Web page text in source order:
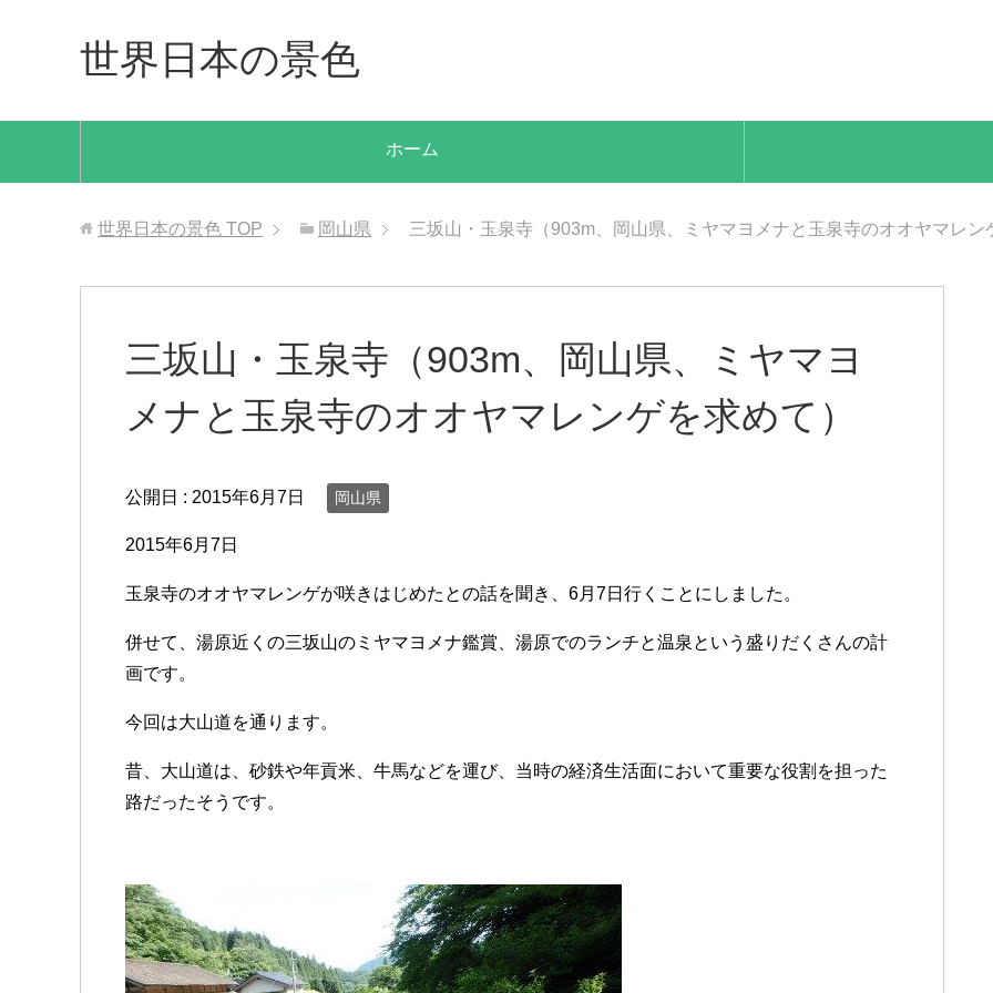
世界日本の景色
ホーム
世界日本の景色 TOP 岡山県 三坂山・玉泉寺（903m、岡山県、ミヤマヨメナと玉泉寺のオオヤマレン
三坂山・玉泉寺（903m、岡山県、ミヤマヨ
メナと玉泉寺のオオヤマレンゲを求めて）
公開日 : 2015年6月7日 岡山県
2015年6月7日
玉泉寺のオオヤマレンゲが咲きはじめたとの話を聞き、6月7日行くことにしました。
併せて、湯原近くの三坂山のミヤマヨメナ鑑賞、湯原でのランチと温泉という盛りだくさんの計
画です。
今回は大山道を通ります。
昔、大山道は、砂鉄や年貢米、牛馬などを運び、当時の経済生活面において重要な役割を担った
路だったそうです。